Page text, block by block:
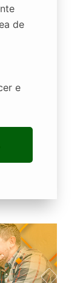
de
e